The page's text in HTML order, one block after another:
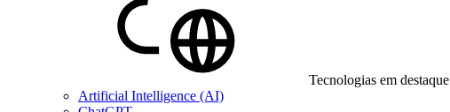
Tecnologias em destaque
Artificial Intelligence (AI)